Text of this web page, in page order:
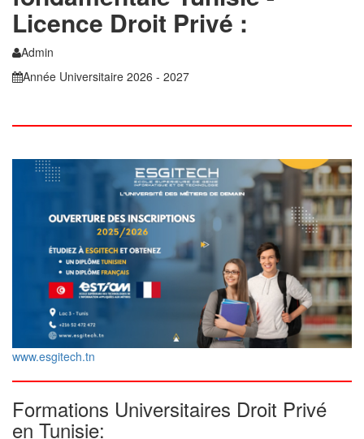
Licence Droit Privé :
Admin
Année Universitaire 2026 - 2027
www.esgitech.tn
Formations Universitaires Droit Privé
en Tunisie: